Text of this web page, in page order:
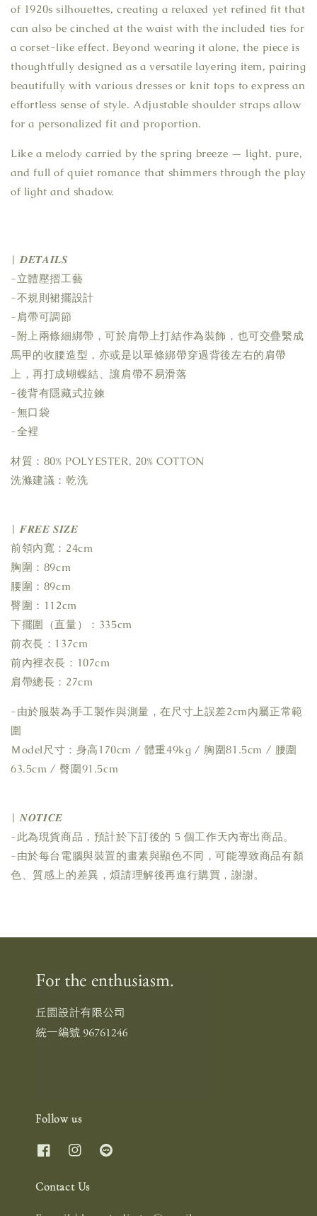
of 1920s silhouettes, creating a relaxed yet refined fit that
can also be cinched at the waist with the included ties for
a corset-like effect. Beyond wearing it alone, the piece is
thoughtfully designed as a versatile layering item, pairing
beautifully with various dresses or knit tops to express an
effortless sense of style. Adjustable shoulder straps allow
for a personalized fit and proportion.
Like a melody carried by the spring breeze — light, pure,
and full of quiet romance that shimmers through the play
of light and shadow.
| 𝑫𝑬𝑻𝑨𝑰𝑳𝑺
-立體壓摺工藝
-不規則裙擺設計
-肩帶可調節
-附上兩條細綁帶，可於肩帶上打結作為裝飾，也可交疊繫成
馬甲的收腰造型，亦或是以單條綁帶穿過背後左右的肩帶
上，再打成蝴蝶結、讓肩帶不易滑落
-後背有隱藏式拉鍊
-無口袋
-全裡
材質：80% POLYESTER, 20% COTTON
洗滌建議：乾洗
| 𝑭𝑹𝑬𝑬 𝑺𝑰𝒁𝑬
前領內寬：24cm
胸圍：89cm
腰圍：89cm
臀圍：112cm
下擺圍（直量）：335cm
前衣長：137cm
前內裡衣長：107cm
肩帶總長：27cm
-由於服裝為手工製作與測量，在尺寸上誤差2cm內屬正常範
圍
Ｍodel尺寸：身高170cm / 體重49kg / 胸圍81.5cm / 腰圍
63.5cm / 臀圍91.5cm
| 𝑵𝑶𝑻𝑰𝑪𝑬
-此為現貨商品，預計於下訂後的 5 個工作天內寄出商品。
-由於每台電腦與裝置的畫素與顯色不同，可能導致商品有顏
色、質感上的差異，煩請理解後再進行購買，謝謝。
Follow us
Contact Us